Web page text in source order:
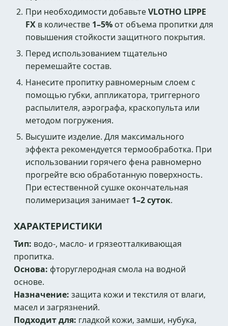
При необходимости добавьтеVLOTHO LIPPE
FX в количестве 1–5% от объема пропитки для
повышения стойкости защитного покрытия.
Перед использованием тщательно
перемешайте состав.
Нанесите пропитку равномерным слоем с
помощью губки, аппликатора, триггерного
распылителя, аэрографа, краскопульта или
методом погружения.
Высушите изделие. Для максимального
эффекта рекомендуется термообработка. При
использовании горячего фена равномерно
прогрейте всю обработанную поверхность.
При естественной сушке окончательная
полимеризация занимает 1–2 суток.
ХАРАКТЕРИСТИКИ
Тип: водо-, масло- и грязеотталкивающая
пропитка.
Основа: фторуглеродная смола на водной
основе.
Назначение: защита кожи и текстиля от влаги,
масел и загрязнений.
Подходит для: гладкой кожи, замши, нубука,